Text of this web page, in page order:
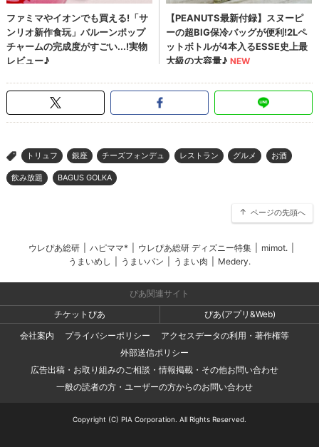
> トリュフ 銀座 チーズフォンデュ レストラン グルメ お酒
飲み放題 BAGUS GOLKA
ページの先頭へ
ウレぴあ総研 ハピママ* ウレぴあ総研 ディズニー特集 mimot.
うまいめし
うまいパン うまい肉 Medery.
ぴあ関連サイト
チケットぴあ
ぴあ(アプリ&Web)
会社案内
プライバシーポリシー
アクセスデータの利用・著作権等
外部送信ポリシー
広告出稿・お取り組みのご相談・情報掲載・その他お問い合わせ
一般の読者の方・ユーザーの方からのお問い合わせ
Copyright (C) PIA Corporation. All Rights Reserved.